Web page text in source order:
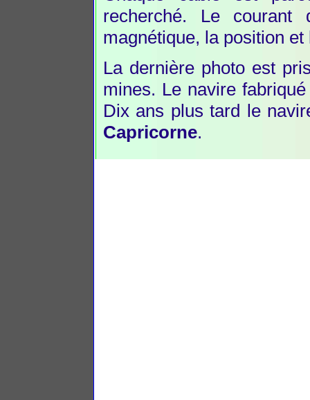
recherché. Le
magnétique, la position
La dernière photo est
mines. Le navire
Dix ans plus tard le
Capricorne.